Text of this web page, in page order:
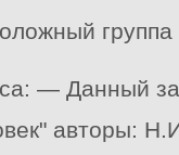
группа
— Данный
авторы: